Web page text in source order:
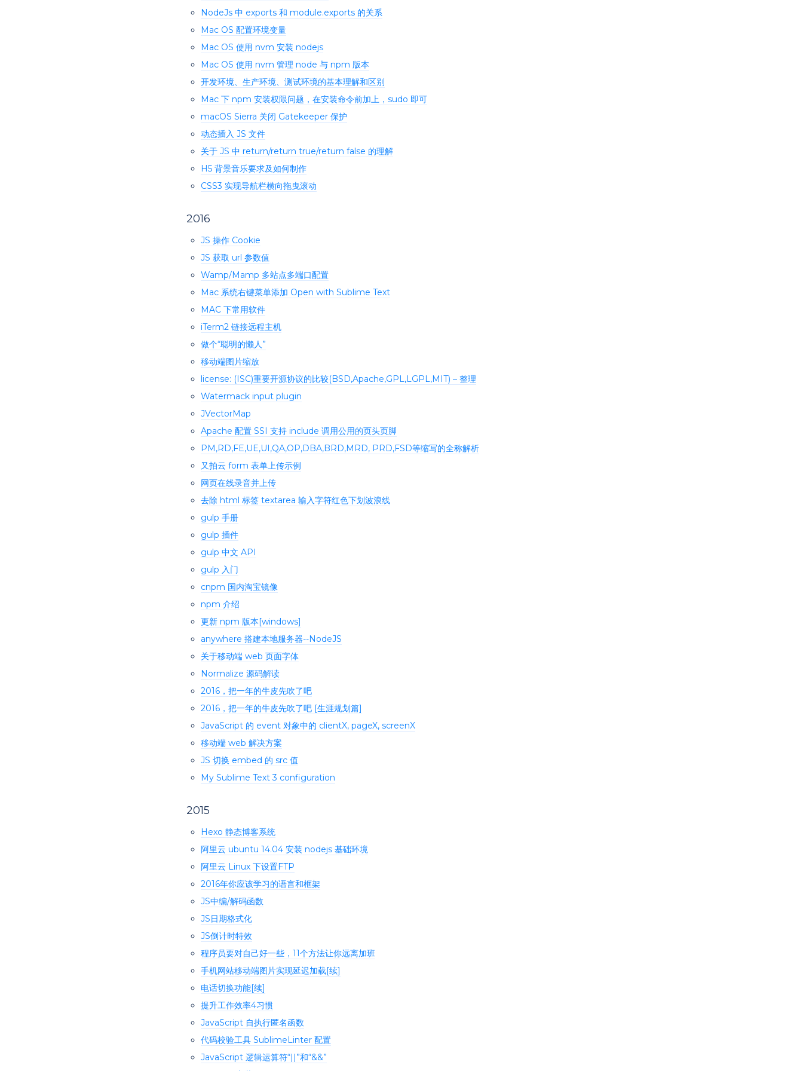
NodeJs 中 exports 和 module.exports 的关系
Mac OS 配置环境变量
Mac OS 使用 nvm 安装 nodejs
Mac OS 使用 nvm 管理 node 与 npm 版本
开发环境、生产环境、测试环境的基本理解和区别
Mac 下 npm 安装权限问题，在安装命令前加上，sudo 即可
macOS Sierra 关闭 Gatekeeper 保护
动态插入 JS 文件
关于 JS 中 return/return true/return false 的理解
H5 背景音乐要求及如何制作
CSS3 实现导航栏横向拖曳滚动
2016
JS 操作 Cookie
JS 获取 url 参数值
Wamp/Mamp 多站点多端口配置
Mac 系统右键菜单添加 Open with Sublime Text
MAC 下常用软件
iTerm2 链接远程主机
做个“聪明的懒人”
移动端图片缩放
license: (ISC)重要开源协议的比较(BSD,Apache,GPL,LGPL,MIT) – 整理
Watermack input plugin
JVectorMap
Apache 配置 SSI 支持 include 调用公用的页头页脚
PM,RD,FE,UE,UI,QA,OP,DBA,BRD,MRD, PRD,FSD等缩写的全称解析
又拍云 form 表单上传示例
网页在线录音并上传
去除 html 标签 textarea 输入字符红色下划波浪线
gulp 手册
gulp 插件
gulp 中文 API
gulp 入门
cnpm 国内淘宝镜像
npm 介绍
更新 npm 版本[windows]
anywhere 搭建本地服务器--NodeJS
关于移动端 web 页面字体
Normalize 源码解读
2016，把一年的牛皮先吹了吧
2016，把一年的牛皮先吹了吧 [生涯规划篇]
JavaScript 的 event 对象中的 clientX, pageX, screenX
移动端 web 解决方案
JS 切换 embed 的 src 值
My Sublime Text 3 configuration
2015
Hexo 静态博客系统
阿里云 ubuntu 14.04 安装 nodejs 基础环境
阿里云 Linux 下设置FTP
2016年你应该学习的语言和框架
JS中编/解码函数
JS日期格式化
JS倒计时特效
程序员要对自己好一些，11个方法让你远离加班
手机网站移动端图片实现延迟加载[续]
电话切换功能[续]
提升工作效率4习惯
JavaScript 自执行匿名函数
代码校验工具 SublimeLinter 配置
JavaScript 逻辑运算符“||”和“&&”